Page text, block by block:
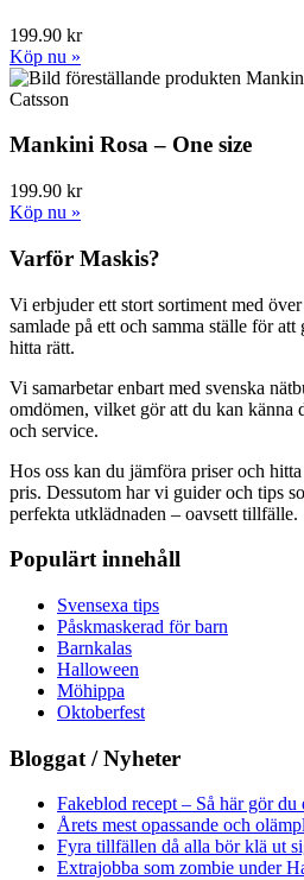
199.90 kr
Köp nu »
Catsson
Mankini Rosa – One size
199.90 kr
Köp nu »
Varför Maskis?
Vi erbjuder ett stort sortiment med
samlade på ett och samma ställe för
hitta rätt.
Vi samarbetar enbart med svenska
omdömen, vilket gör att du kan känna
och service.
Hos oss kan du jämföra priser och
pris. Dessutom har vi guider och tips
perfekta utklädnaden – oavsett tillfälle.
Populärt innehåll
Svensexa tips
Påskmaskerad för barn
Barnkalas
Halloween
Möhippa
Oktoberfest
Bloggat / Nyheter
Fakeblod recept – Så här gör du
Årets mest opassande och
Fyra tillfällen då alla bör klä ut
Extrajobba som zombie under